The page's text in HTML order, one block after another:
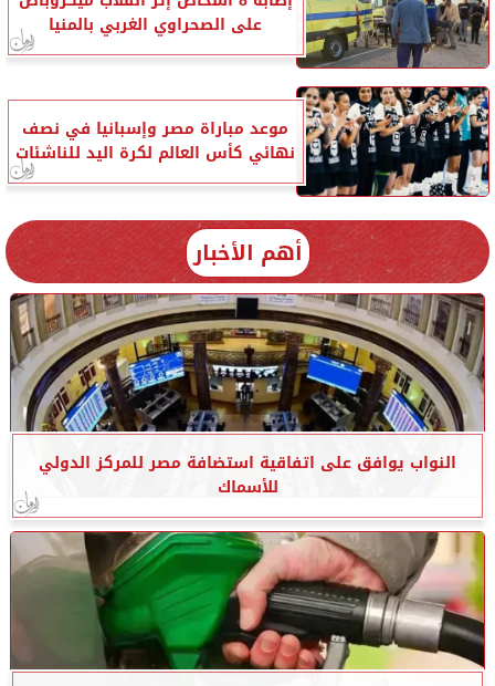
على الصحراوي الغربي بالمنيا
موعد مباراة مصر وإسبانيا في نصف
نهائي كأس العالم لكرة اليد للناشئات
أهم الأخبار
النواب يوافق على اتفاقية استضافة مصر للمركز الدولي
للأسماك